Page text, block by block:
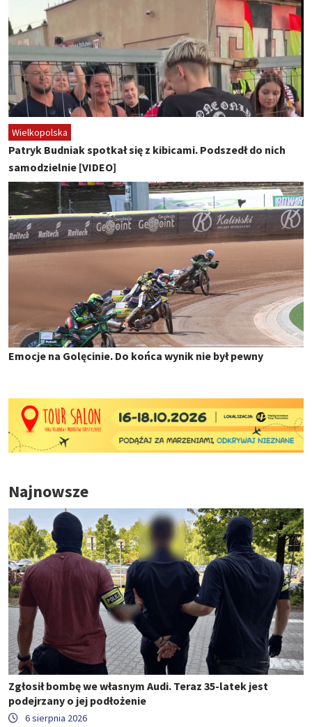
Wielkopolska
Patryk Budniak spotkał się z kibicami. Podszedł do nich
samodzielnie [VIDEO]
Emocje na Golęcinie. Do końca wynik nie był pewny
Najnowsze
Zgłosił bombę we własnym Audi. Teraz 35-latek jest
podejrzany o jej podłożenie
6 sierpnia 2026